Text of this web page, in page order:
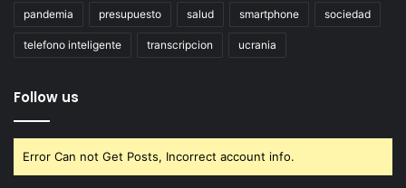
pandemia presupuesto salud smartphone sociedad
telefono inteligente transcripcion ucrania
Follow us
Error Can not Get Posts, Incorrect account info.